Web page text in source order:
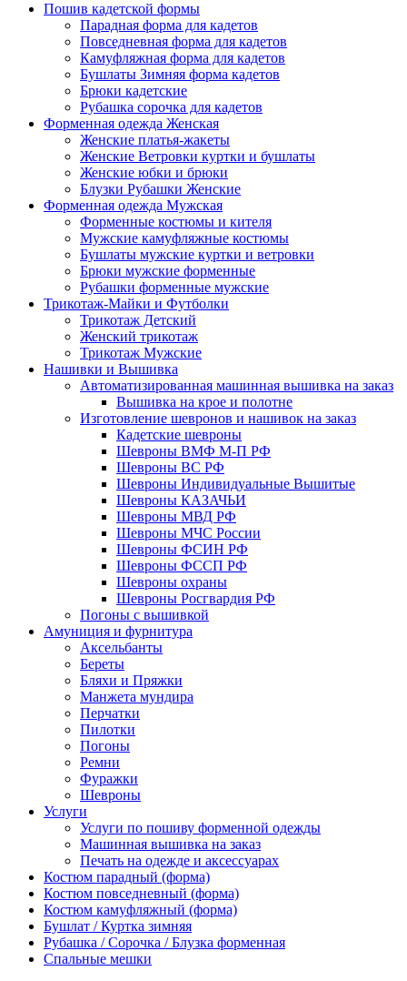
Пошив кадетской формы
Парадная форма для кадетов
Повседневная форма для кадетов
Камуфляжная форма для кадетов
Бушлаты Зимняя форма кадетов
Брюки кадетские
Рубашка сорочка для кадетов
Форменная одежда Женская
Женские платья-жакеты
Женские Ветровки куртки и бушлаты
Женские юбки и брюки
Блузки Рубашки Женские
Форменная одежда Мужская
Форменные костюмы и кителя
Мужские камуфляжные костюмы
Бушлаты мужские куртки и ветровки
Брюки мужские форменные
Рубашки форменные мужские
Трикотаж-Майки и Футболки
Трикотаж Детский
Женский трикотаж
Трикотаж Мужские
Нашивки и Вышивка
Автоматизированная машинная вышивка на заказ
Вышивка на крое и полотне
Изготовление шевронов и нашивок на заказ
Кадетские шевроны
Шевроны ВМФ М-П РФ
Шевроны ВС РФ
Шевроны Индивидуальные Вышитые
Шевроны КАЗАЧЬИ
Шевроны МВД РФ
Шевроны МЧС России
Шевроны ФСИН РФ
Шевроны ФССП РФ
Шевроны охраны
Шевроны Росгвардия РФ
Погоны с вышивкой
Амуниция и фурнитура
Аксельбанты
Береты
Бляхи и Пряжки
Манжета мундира
Перчатки
Пилотки
Погоны
Ремни
Фуражки
Шевроны
Услуги
Услуги по пошиву форменной одежды
Машинная вышивка на заказ
Печать на одежде и аксессуарах
Костюм парадный (форма)
Костюм повседневный (форма)
Костюм камуфляжный (форма)
Бушлат / Куртка зимняя
Рубашка / Сорочка / Блузка форменная
Спальные мешки